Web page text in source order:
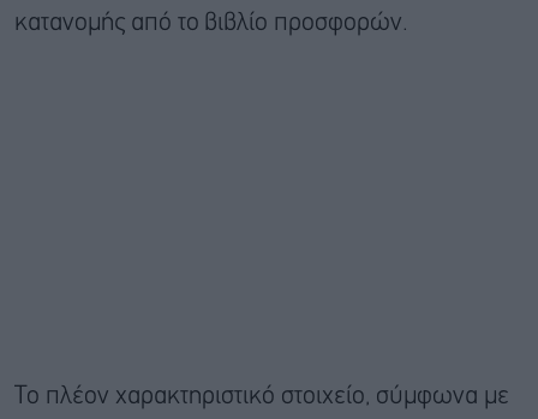
κατανομής από το βιβλίο προσφορών.
Το πλέον χαρακτηριστικό στοιχείο, σύμφωνα με